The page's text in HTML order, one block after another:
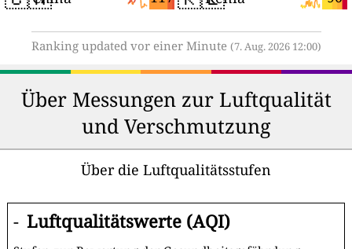
Ranking updated vor einer Minute (7. Aug. 2026 12:00)
Über Messungen zur Luftqualität
und Verschmutzung
Über die Luftqualitätsstufen
- Luftqualitätswerte (AQI)